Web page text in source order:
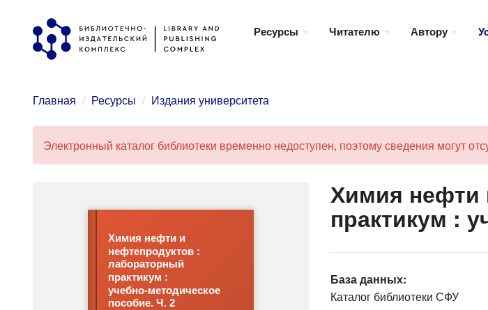
Перейти
основному
Ресурсы Читателю Автору
Главная Ресурсы Издания университета
Сообщение
Электронный каталог библиотеки временно недоступен, поэтому сведения могут
Химия нефти и
нефтепродуктов :
лабораторный
практикум :
учебно-методическое
пособие. Ч. 2
Химия нефти
практикум :
База данных:
Каталог библиотеки СФУ